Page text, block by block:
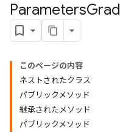
ParametersGrad
このページの内容
ネストされたクラス
パブリックメソッド
継承されたメソッド
パブリックメソッド